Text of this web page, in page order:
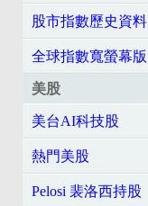
股市指數歷史資料
全球指數寬螢幕版
美股
美台AI科技股
熱門美股
Pelosi 裴洛西持股